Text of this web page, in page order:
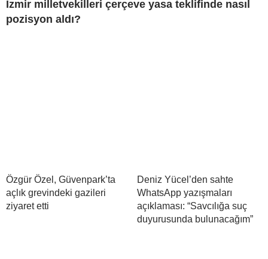
İzmir milletvekilleri çerçeve yasa teklifinde nasıl
pozisyon aldı?
Özgür Özel, Güvenpark’ta
açlık grevindeki gazileri
ziyaret etti
Deniz Yücel’den sahte
WhatsApp yazışmaları
açıklaması: “Savcılığa suç
duyurusunda bulunacağım”